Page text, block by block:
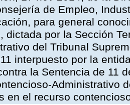
de Empleo,
para general
dictada por la Sección
del Tribunal
interpuesto por la
la Sentencia de 11
Administrativo
en el recurso